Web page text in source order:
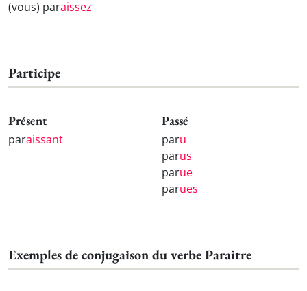
(vous) paraissez
Participe
Présent
paraissant
Passé
paru
parus
parue
parues
Exemples de conjugaison du verbe Paraître